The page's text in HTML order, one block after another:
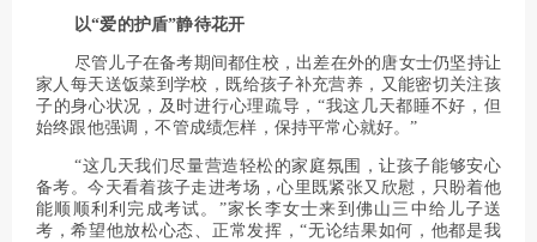
以“爱的护盾”静待花开
尽管儿子在备考期间都住校，出差在外的唐女士仍坚持让
家人每天送饭菜到学校，既给孩子补充营养，又能密切关注孩
子的身心状况，及时进行心理疏导，“我这几天都睡不好，但
始终跟他强调，不管成绩怎样，保持平常心就好。”
“这几天我们尽量营造轻松的家庭氛围，让孩子能够安心
备考。今天看着孩子走进考场，心里既紧张又欣慰，只盼着他
能顺顺利利完成考试。”家长李女士来到佛山三中给儿子送
考，希望他放松心态、正常发挥，“无论结果如何，他都是我